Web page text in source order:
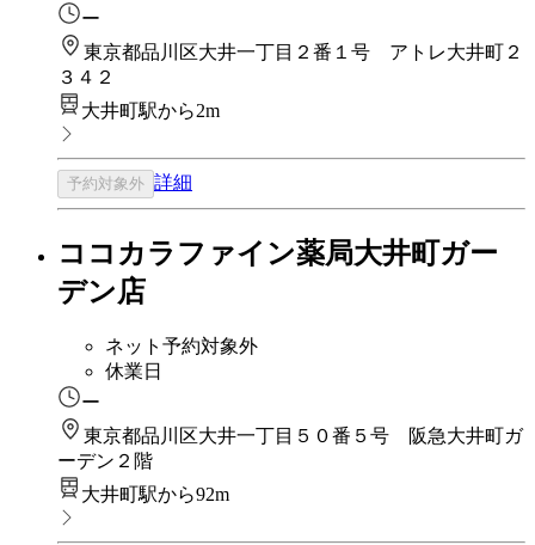
ー
東京都品川区大井一丁目２番１号 アトレ大井町２
３４２
大井町駅から2m
予約対象外 詳細
ココカラファイン薬局大井町ガー
デン店
ネット予約対象外
休業日
ー
東京都品川区大井一丁目５０番５号 阪急大井町ガ
ーデン２階
大井町駅から92m